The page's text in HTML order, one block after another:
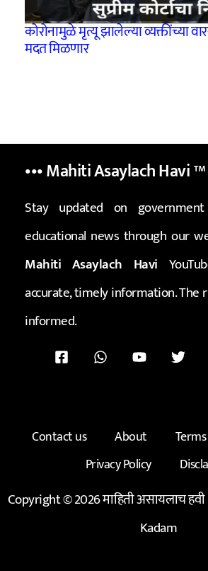
कोरोनामुळे मृत्यू झालेल्या व्यक्तींच्या
मदत मिळणार
••• Mahiti Asaylach Havi™
Stay updated on
educational news through our
Mahiti Asaylach Havi
accurate, timely information. The
informed.
Contact us About
Privacy Policy
Copyright © 2026 माहिती असायलाच
Kadam